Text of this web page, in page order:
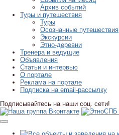
Архив событий
Туры и путешествия
Туры
Осознанные путешествия
Экскурсии
Этно-деревни
Тренера и ведущие
Объявления
Статьи и интервью
О портале
Реклама на портале
Подписка на email-рассылку
Подписывайтесь на наши соц. сети!